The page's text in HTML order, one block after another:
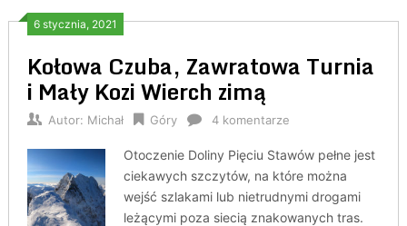
6 stycznia, 2021
Kołowa Czuba, Zawratowa Turnia
i Mały Kozi Wierch zimą
Autor: Michał Góry 4 komentarze
Otoczenie Doliny Pięciu Stawów pełne jest
ciekawych szczytów, na które można
wejść szlakami lub nietrudnymi drogami
leżącymi poza siecią znakowanych tras.